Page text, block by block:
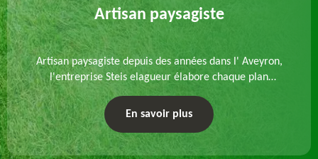
Artisan paysagiste
Artisan paysagiste depuis des années dans l' Aveyron,
l'entreprise Steis elagueur élabore chaque plan
d'aménagement paysager et exécute les travaux
afférents. Devis gratuit et sur mesure.
En savoir plus